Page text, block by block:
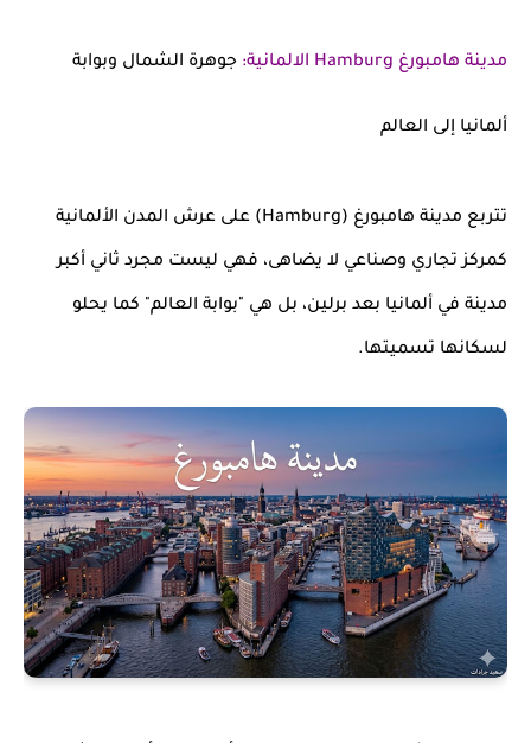
مدينة هامبورغ Hamburg الالمانية : جوهرة الشمال وبوابة
ألمانيا إلى العالم
تتربع مدينة هامبورغ (Hamburg) على عرش المدن الألمانية
كمركز تجاري وصناعي لا يضاهى، فهي ليست مجرد ثاني أكبر
مدينة في ألمانيا بعد برلين، بل هي "بوابة العالم" كما يحلو
لسكانها تسميتها.